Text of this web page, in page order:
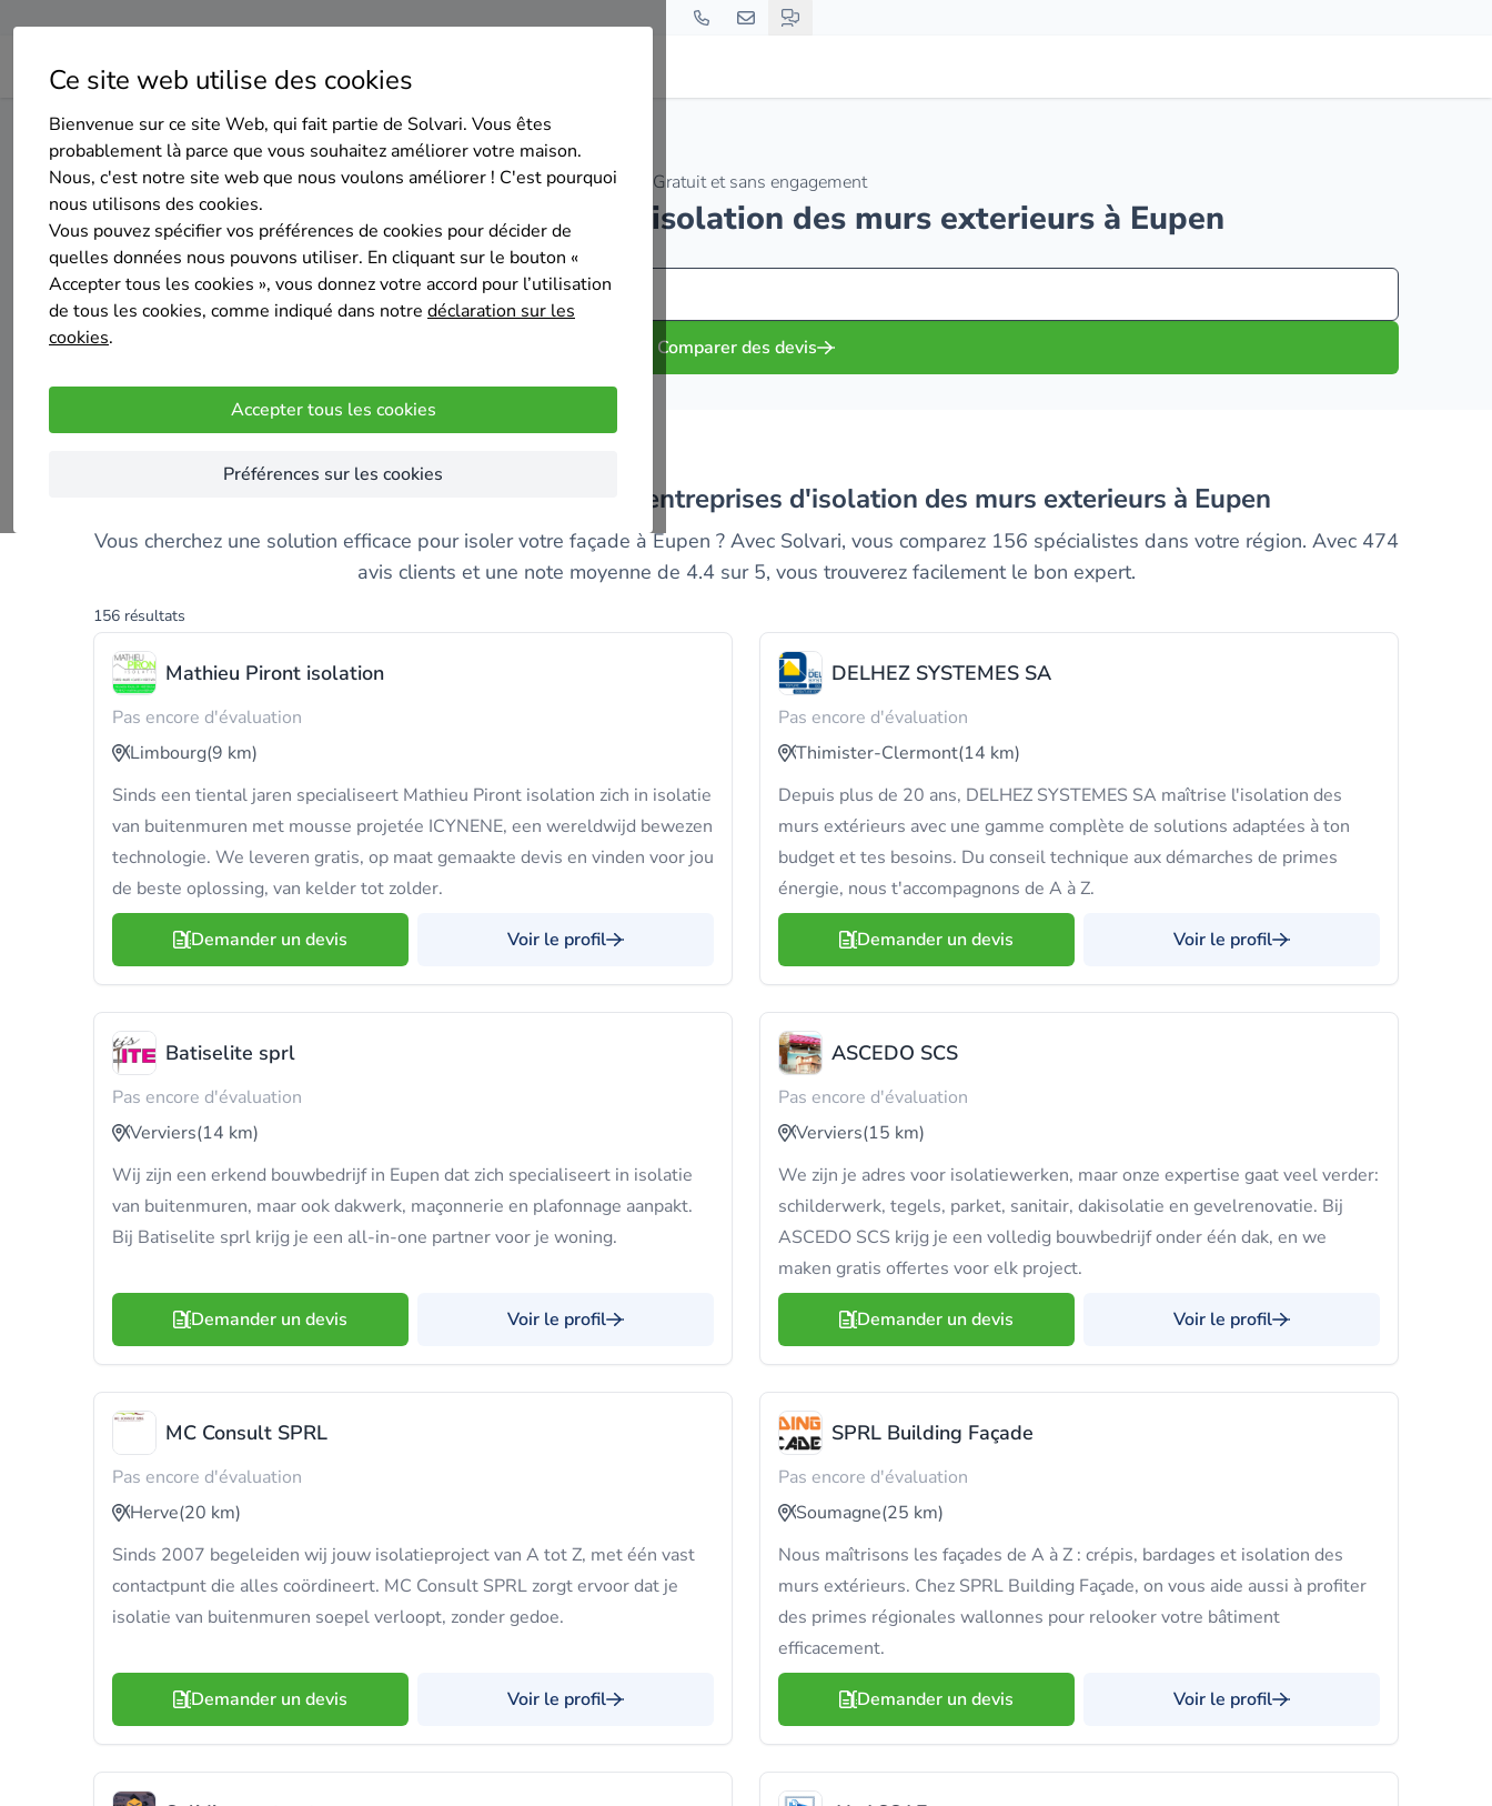
Ce site web utilise des cookies
Bienvenue sur ce site Web, qui fait partie de Solvari. Vous êtes
probablement là parce que vous souhaitez améliorer votre maison.
Nous, c'est notre site web que nous voulons améliorer ! C'est pourquoi
nous utilisons des cookies.
Vous pouvez spécifier vos préférences de cookies pour décider de
quelles données nous pouvons utiliser. En cliquant sur le bouton «
Accepter tous les cookies », vous donnez votre accord pour l’utilisation
de tous les cookies, comme indiqué dans notre déclaration sur les
cookies.
Accepter tous les cookies
Préférences sur les cookies
Home Isolation des murs extérieurs Liège Eupen
Gratuit et sans engagement
Top 20 des entreprises d'isolation des murs exterieurs à Eupen
Comparer des devis
Trouvez et comparez les meilleurs entreprises d'isolation des murs exterieurs à Eupen
Vous cherchez une solution efficace pour isoler votre façade à Eupen ? Avec Solvari, vous comparez 156 spécialistes dans votre région. Avec 474
avis clients et une note moyenne de 4.4 sur 5, vous trouverez facilement le bon expert.
156 résultats
Mathieu Piront isolation
Pas encore d'évaluation
Limbourg(9 km)
Sinds een tiental jaren specialiseert Mathieu Piront isolation zich in isolatie
van buitenmuren met mousse projetée ICYNENE, een wereldwijd bewezen
technologie. We leveren gratis, op maat gemaakte devis en vinden voor jou
de beste oplossing, van kelder tot zolder.
Demander un devis Voir le profil
DELHEZ SYSTEMES SA
Pas encore d'évaluation
Thimister-Clermont(14 km)
Depuis plus de 20 ans, DELHEZ SYSTEMES SA maîtrise l'isolation des
murs extérieurs avec une gamme complète de solutions adaptées à ton
budget et tes besoins. Du conseil technique aux démarches de primes
énergie, nous t'accompagnons de A à Z.
Demander un devis Voir le profil
Batiselite sprl
Pas encore d'évaluation
Verviers(14 km)
Wij zijn een erkend bouwbedrijf in Eupen dat zich specialiseert in isolatie
van buitenmuren, maar ook dakwerk, maçonnerie en plafonnage aanpakt.
Bij Batiselite sprl krijg je een all-in-one partner voor je woning.
Demander un devis Voir le profil
ASCEDO SCS
Pas encore d'évaluation
Verviers(15 km)
We zijn je adres voor isolatiewerken, maar onze expertise gaat veel verder:
schilderwerk, tegels, parket, sanitair, dakisolatie en gevelrenovatie. Bij
ASCEDO SCS krijg je een volledig bouwbedrijf onder één dak, en we
maken gratis offertes voor elk project.
Demander un devis Voir le profil
MC Consult SPRL
Pas encore d'évaluation
Herve(20 km)
Sinds 2007 begeleiden wij jouw isolatieproject van A tot Z, met één vast
contactpunt die alles coördineert. MC Consult SPRL zorgt ervoor dat je
isolatie van buitenmuren soepel verloopt, zonder gedoe.
Demander un devis Voir le profil
SPRL Building Façade
Pas encore d'évaluation
Soumagne(25 km)
Nous maîtrisons les façades de A à Z : crépis, bardages et isolation des
murs extérieurs. Chez SPRL Building Façade, on vous aide aussi à profiter
des primes régionales wallonnes pour relooker votre bâtiment
efficacement.
Demander un devis Voir le profil